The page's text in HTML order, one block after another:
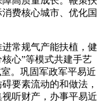
费核心城市、优化国
常规气产能扶植，健
心”等模式共建手艺
。巩固军政军平易近
要素流动的和做法，
听财产，办事平易近